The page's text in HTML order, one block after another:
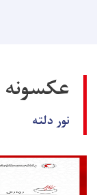
عکسونه
نور دلته